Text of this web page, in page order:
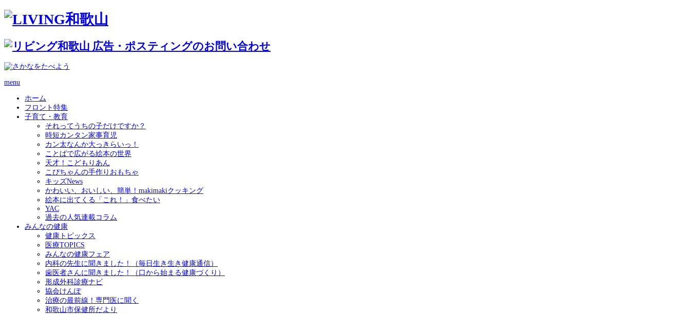
menu
ホーム
フロント特集
子育て・教育
それってうちの子だけですか？
時短カンタン家事育児
カン太なんか大っきらいっ！
ことばで広がる絵本の世界
天才！こどもりあん
こぴちゃんの手作りおもちゃ
キッズNews
かわいい、おいしい、簡単！makimakiクッキング
絵本に出てくる「これ！」食べたい
YAC
過去の人気連載コラム
みんなの健康
健康トピックス
医療TOPICS
みんなの健康フェア
内科の先生に聞きました！（毎日生き生き健康通信）
歯医者さんに聞きました！（口から始まる健康づくり）
形成外科診療ナビ
協会けんぽ
治療の最前線！専門医に聞く
和歌山市保健所だより